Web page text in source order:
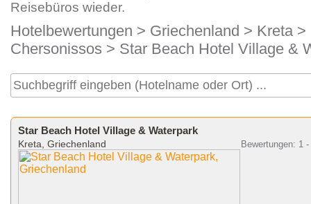
Reisebüros wieder.
Hotelbewertungen > Griechenland > Kreta>
Chersonissos > Star Beach Hotel Village &
Star Beach Hotel Village & Waterpark
Kreta, Griechenland Bewertungen: 1